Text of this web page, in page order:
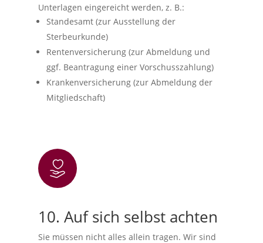
Unterlagen eingereicht werden, z. B.:
Standesamt (zur Ausstellung der
Sterbeurkunde)
Rentenversicherung (zur Abmeldung und
ggf. Beantragung einer Vorschusszahlung)
Krankenversicherung (zur Abmeldung der
Mitgliedschaft)
10. Auf sich selbst achten
Sie müssen nicht alles allein tragen. Wir sind